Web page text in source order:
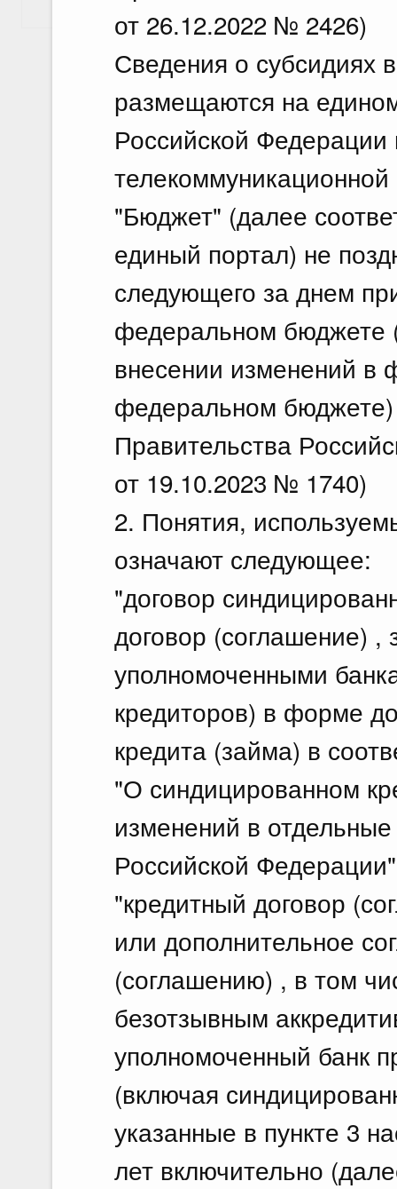
от 26.12.2022 № 2426)
Сведения о субсидиях
размещаются на
Российской
"Бюджет" (далее
единый портал) не
следующего за днем
федеральном бюджете
внесении изменений в
федеральном
Правительства
от 19.10.2023 № 1740)
2. Понятия,
означают следующее:
"договор
договор (соглашение) ,
уполномоченными
кредиторов) в форме
кредита (займа) в
"О синдицированном
изменений в
Российской
"кредитный договор
или дополнительное
(соглашению) , в том
безотзывным
уполномоченный банк
(включая
указанные в пункте 3
лет включительно